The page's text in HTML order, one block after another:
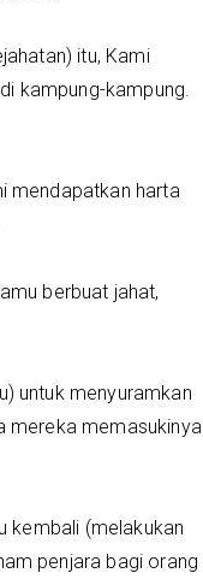
itu, Kami
kampung-kampung.
mendapatkan harta
berbuat jahat,
untuk menyuramkan
mereka memasukinya
kembali (melakukan
penjara bagi orang